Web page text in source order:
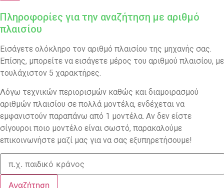
Πληροφορίες για την αναζήτηση με αριθμό
πλαισίου
Εισάγετε ολόκληρο τον αριθμό πλαισίου της μηχανής σας.
Επίσης, μπορείτε να εισάγετε μέρος του αριθμού πλαισίου, με
τουλάχιστον 5 χαρακτήρες.
Λόγω τεχνικών περιορισμών καθώς και διαμοιρασμού
αριθμών πλαισίου σε πολλά μοντέλα, ενδέχεται να
εμφανιστούν παραπάνω από 1 μοντέλα. Αν δεν είστε
σίγουροι ποιο μοντέλο είναι σωστό, παρακαλούμε
επικοινωνήστε μαζί μας για να σας εξυπηρετήσουμε!
Αναζήτηση